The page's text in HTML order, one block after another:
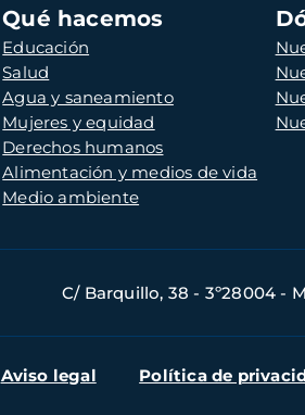
Qué hacemos
Educación
Salud
Agua y saneamiento
Mujeres y equidad
Derechos humanos
Alimentación y medios de vida
Medio ambiente
C/ Barquillo, 38 - 3º28004 -
Aviso legal Política de